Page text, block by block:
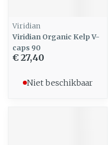
Viridian
Viridian Organic Kelp V-
caps 90
€ 27,40
Niet beschikbaar